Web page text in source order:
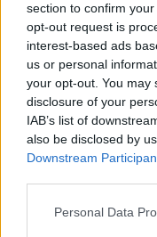
section to confirm
opt-out request is
interest-based ads
us or personal
your opt-out. You may
disclosure of your
IAB’s list of
also be disclosed by
Downstream
Personal Data
Deep Tech
következő évtized
érkezik a Portfolio
regisztráció és
struktúra szerint a
irányítani és
tevékenységét.
KEDVES